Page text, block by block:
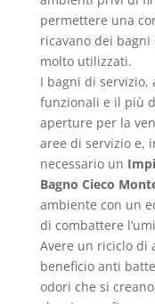
permettere una
ricavano dei
molto utilizzati.
I bagni di servizio,
funzionali e il più
aperture per la
aree di servizio e,
necessario un
Bagno Cieco
ambiente con un
di combattere
Avere un riciclo di
beneficio anti
odori che si